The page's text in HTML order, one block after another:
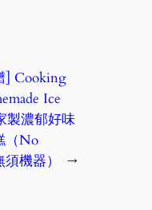
] Cooking
Ice
製濃郁好味
（No
機器）
→